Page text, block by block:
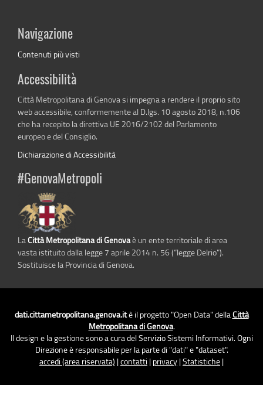
Navigazione
Contenuti più visti
Accessibilità
Città Metropolitana di Genova si impegna a rendere il proprio sito
web accessibile, conformemente al D.lgs. 10 agosto 2018, n.106
che ha recepito la direttiva UE 2016/2102 del Parlamento
europeo e del Consiglio.
Dichiarazione di Accessibilità
#GenovaMetropoli
LaCittà Metropolitana di Genovaè un ente territoriale di area
vasta istituito dalla legge 7 aprile 2014 n. 56 (“legge Delrio”).
Sostituisce la Provincia di Genova.
dati.cittametropolitana.genova.itè il progetto "Open Data" dellaCittà
Metropolitana di Genova.
Il design e la gestione sono a cura del Servizio Sistemi Informativi. Ogni
Direzione è responsabile per la parte di "dati" e "dataset".
accedi (area riservata) |contatti | privacy |Statistiche |